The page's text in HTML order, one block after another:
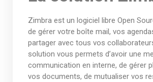
Zimbra est un logiciel libre Open
de gérer votre boîte mail, vos
partager avec tous vos
solution vous permets d’avoir une
communication en interne, de gérer
vos documents, de mutualiser vos